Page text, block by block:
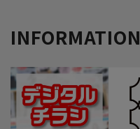
INFORMATION